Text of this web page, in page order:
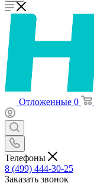
Отложенные 0
Телефоны
8 (499) 444-30-25
Заказать звонок